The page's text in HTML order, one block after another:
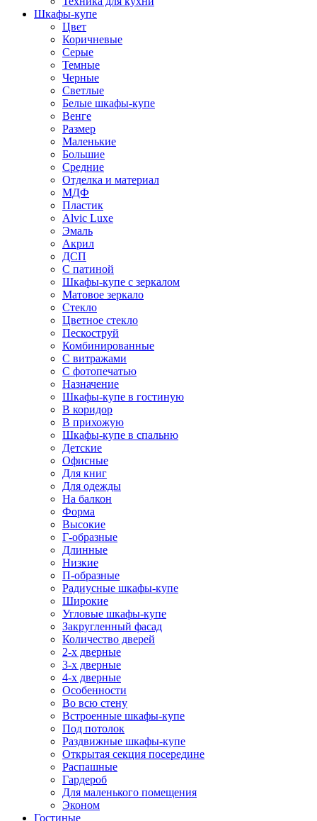
Шкафы-купе
Цвет
Коричневые
Серые
Темные
Черные
Светлые
Белые шкафы-купе
Венге
Размер
Маленькие
Большие
Средние
Отделка и материал
МДФ
Пластик
Alvic Luxe
Эмаль
Акрил
ДСП
С патиной
Шкафы-купе с зеркалом
Матовое зеркало
Стекло
Цветное стекло
Пескоструй
Комбинированные
С витражами
С фотопечатью
Назначение
Шкафы-купе в гостиную
В коридор
В прихожую
Шкафы-купе в спальню
Детские
Офисные
Для книг
Для одежды
На балкон
Форма
Высокие
Г-образные
Длинные
Низкие
П-образные
Радиусные шкафы-купе
Широкие
Угловые шкафы-купе
Закругленный фасад
Количество дверей
2-х дверные
3-х дверные
4-х дверные
Особенности
Во всю стену
Встроенные шкафы-купе
Под потолок
Раздвижные шкафы-купе
Открытая секция посередине
Распашные
Гардероб
Для маленького помещения
Эконом
Гостиные